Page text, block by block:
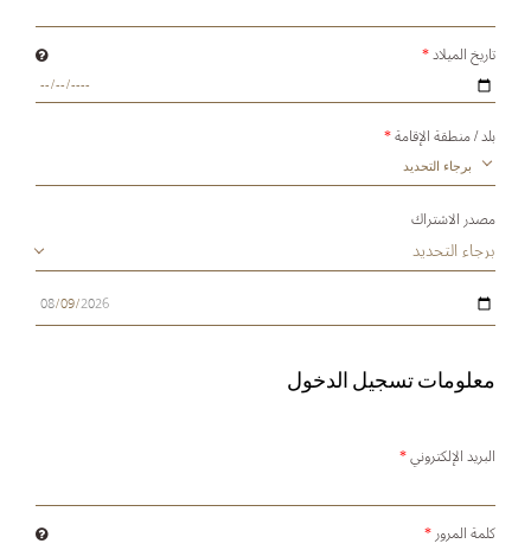
تاريخ الميلاد*
بلد / منطقة الإقامة*
برجاء التحديد
مصدر الاشتراك
معلومات تسجيل الدخول
البريد الإلكتروني*
كلمة المرور*